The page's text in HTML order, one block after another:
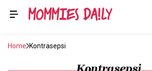
Home Kontrasepsi